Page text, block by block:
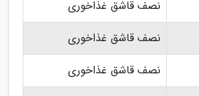
نصف قاشق غذاخوری
نصف قاشق غذاخوری
نصف قاشق غذاخوری